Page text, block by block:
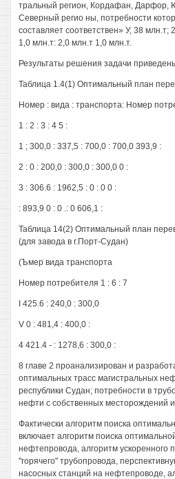
тральный регион, Кордафан, Дарфор,
Северный регио ны, потребности
составляет соответствен» У, 38 млн.т;
1,0 млн.т: 2,0 млн.т 1,0 млн.т.
Результаты решения задачи
Таблица 1.4(1) Оптимальный план
Номер : вида : транспорта: Номер
1 : 2 : 3 : 4 5 :
1 ; 300,0 : 337,5 : 700,0 : 700,0 393,9 :
2 : 0 : 200,0 : 300,0 : 300,0 0 :
3 : 306.6 : 1962,5 : 0 : 0 0 :
: 893,9 0 : 0 .: 0 606,1 :
Таблица 14(2) Оптимальный план
(для завода в г.Порт-Судан)
(Ъмер вида транспорта
Номер потребителя 1 : 6 : 7
I 425.6 : 240,0 : 300,0
V 0 : 481,4 : 400,0 :
4 421.4 - : 1278,6 : 300,0 :
8 главе 2 проанализирован и
оптимальных трасс магистральных
республики Судан; потребности в
нефти с собственных месторождений
Фактически алгоритм поиска
включает алгоритм поиска
нефтепровода, алгоритм ускоренного
"горячего" трубопровода,
насосных станций на нефтепроводе,